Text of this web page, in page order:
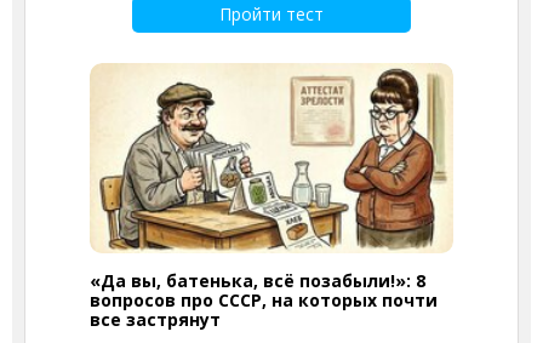
Пройти тест
«Да вы, батенька, всё позабыли!»: 8
вопросов про СССР, на которых почти
все застрянут